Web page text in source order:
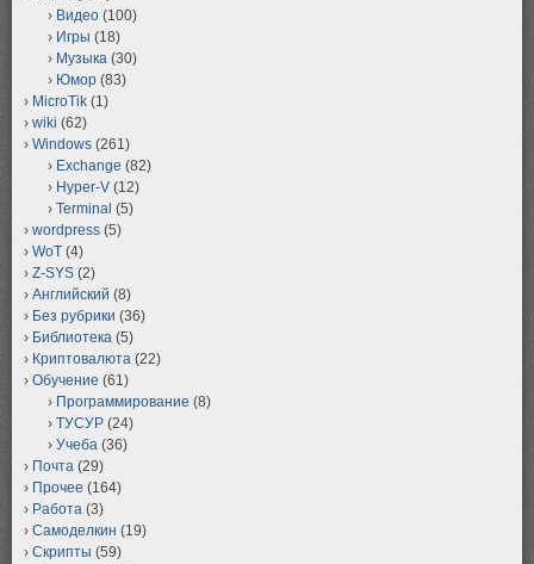
Видео (100)
Игры (18)
Музыка (30)
Юмор (83)
MicroTik (1)
wiki (62)
Windows (261)
Exchange (82)
Hyper-V (12)
Terminal (5)
wordpress (5)
WoT (4)
Z-SYS (2)
Английский (8)
Без рубрики (36)
Библиотека (5)
Криптовалюта (22)
Обучение (61)
Программирование (8)
ТУСУР (24)
Учеба (36)
Почта (29)
Прочее (164)
Работа (3)
Самоделкин (19)
Скрипты (59)